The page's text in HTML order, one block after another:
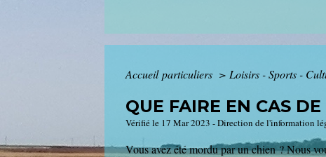
Accueil particuliers > Loisirs - Sports -
QUE FAIRE EN CAS
Vérifié le 17 Mar 2023 - Direction de l'information
Vous avez été mordu par un chien ? Nous